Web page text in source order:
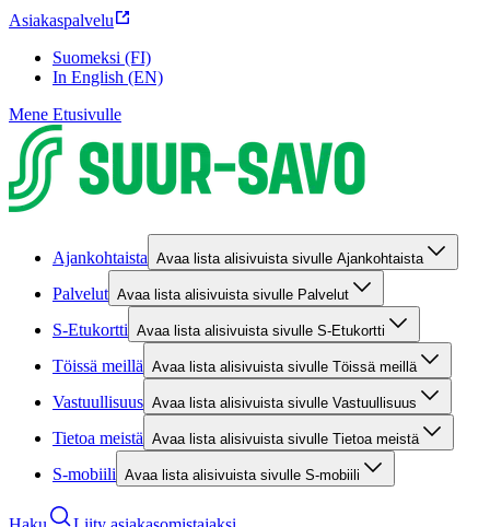
Asiakaspalvelu
Suomeksi (FI)
In English (EN)
Mene Etusivulle
Ajankohtaista Avaa lista alisivuista sivulle Ajankohtaista
Palvelut Avaa lista alisivuista sivulle Palvelut
S-Etukortti Avaa lista alisivuista sivulle S-Etukortti
Töissä meillä Avaa lista alisivuista sivulle Töissä meillä
Vastuullisuus Avaa lista alisivuista sivulle Vastuullisuus
Tietoa meistä Avaa lista alisivuista sivulle Tietoa meistä
S-mobiili Avaa lista alisivuista sivulle S-mobiili